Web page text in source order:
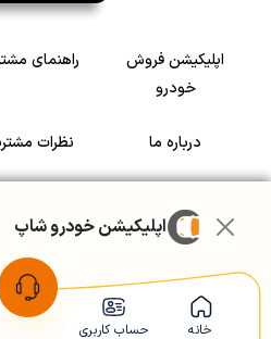
خانه حساب کاربری
اپلیکیشن فروش
خودرو
راهنمای
درباره ما نظرات
سرمایه گذاری در
رضایت
2026 Khodroshop.ir
اپلیکیشن خودرو شاپ